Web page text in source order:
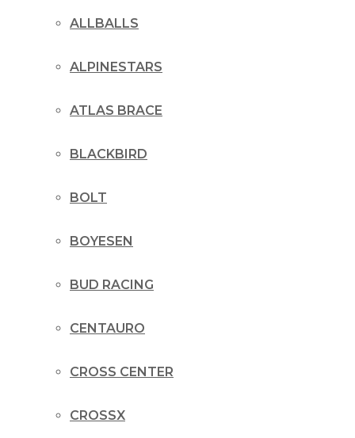
ALLBALLS
ALPINESTARS
ATLAS BRACE
BLACKBIRD
BOLT
BOYESEN
BUD RACING
CENTAURO
CROSS CENTER
CROSSX